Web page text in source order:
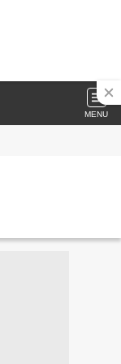
MENU